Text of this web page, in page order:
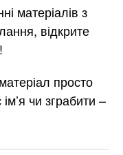
матеріалів з
відкрите
просто
чи зграбити –